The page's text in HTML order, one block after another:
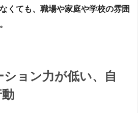
くても、職場や家庭や学校の雰囲
ョン力が低い、自